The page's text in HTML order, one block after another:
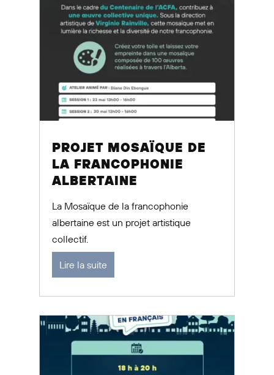
PROJET MOSAÏQUE DE
LA FRANCOPHONIE
ALBERTAINE
La Mosaïque de la francophonie
albertaine est un projet artistique
collectif.
Lire la suite